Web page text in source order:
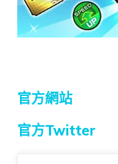
官方網站
官方Twitter